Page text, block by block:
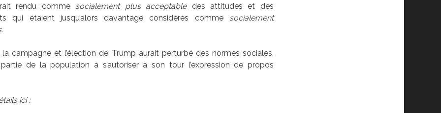
rendu comme socialement plus acceptable des attitudes et des
qui étaient jusqu’alors davantage considérés comme socialement
campagne et l’élection de Trump aurait perturbé des normes sociales,
de la population à s’autoriser à son tour l’expression de propos
ici :